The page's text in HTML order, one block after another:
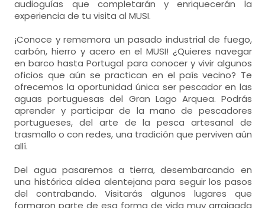
audioguías que completarán y enriquecerán la
experiencia de tu visita al MUSI.
¡Conoce y rememora un pasado industrial de fuego,
carbón, hierro y acero en el MUSI! ¿Quieres navegar
en barco hasta Portugal para conocer y vivir algunos
oficios que aún se practican en el país vecino? Te
ofrecemos la oportunidad única ser pescador en las
aguas portuguesas del Gran Lago Arquea. Podrás
aprender y participar de la mano de pescadores
portugueses, del arte de la pesca artesanal de
trasmallo o con redes, una tradición que perviven aún
allí.
Del agua pasaremos a tierra, desembarcando en
una histórica aldea alentejana para seguir los pasos
del contrabando. Visitarás algunos lugares que
formaron parte de esa forma de vida muy arraigada